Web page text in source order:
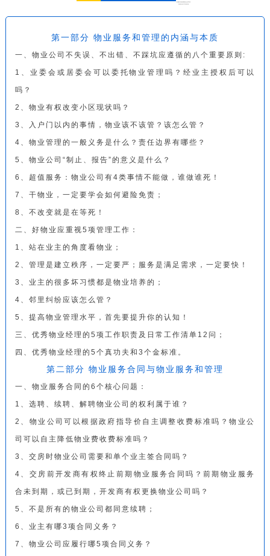
第一部分 物业服务和管理的内涵与本质
一、物业公司不失误、不出错、不踩坑应遵循的八个重要原则:
1、业委会或居委会可以委托物业管理吗？经业主授权后可以
吗？
2、物业有权改变小区现状吗？
3、入户门以内的事情，物业该不该管？该怎么管？
4、物业管理的一般义务是什么？责任边界有哪些？
5、物业公司“制止、报告”的意义是什么？
6、超值服务：物业公司有4类事情不能做，谁做谁死！
7、干物业，一定要学会如何避险免责；
8、不改变就是在等死！
二、好物业应重视5项管理工作：
1、站在业主的角度看物业；
2、管理是建立秩序，一定要严；服务是满足需求，一定要快！
3、业主的很多坏习惯都是物业培养的；
4、邻里纠纷应该怎么管？
5、提高物业管理水平，首先要提升你的认知！
三、优秀物业经理的5项工作职责及日常工作清单12问；
四、优秀物业经理的5个真功夫和3个金标准。
第二部分 物业服务合同与物业服务和管理
一、物业服务合同的6个核心问题：
1、选聘、续聘、解聘物业公司的权利属于谁？
2、物业公司可以根据政府指导价自主调整收费标准吗？物业公
司可以自主降低物业费收费标准吗？
3、交房时物业公司需要和单个业主签合同吗？
4、交房前开发商有权终止前期物业服务合同吗？前期物业服务
合未到期，或已到期，开发商有权更换物业公司吗？
5、不是所有的物业公司都同意续聘；
6、业主有哪3项合同义务？
7、物业公司应履行哪5项合同义务？